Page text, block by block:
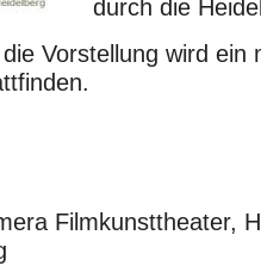
durch die
Vorstellung wird ein
Filmkunsttheater,